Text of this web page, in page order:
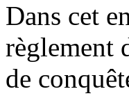
Dans cet
règlement
de